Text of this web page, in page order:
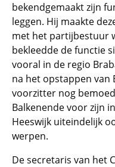
bekendgemaakt zijn
leggen. Hij maakte
met het partijbestuur
bekleedde de functie
vooral in de regio
na het opstappen van
voorzitter nog
Balkenende voor zijn
Heeswijk uiteindelijk
werpen.
De secretaris van het